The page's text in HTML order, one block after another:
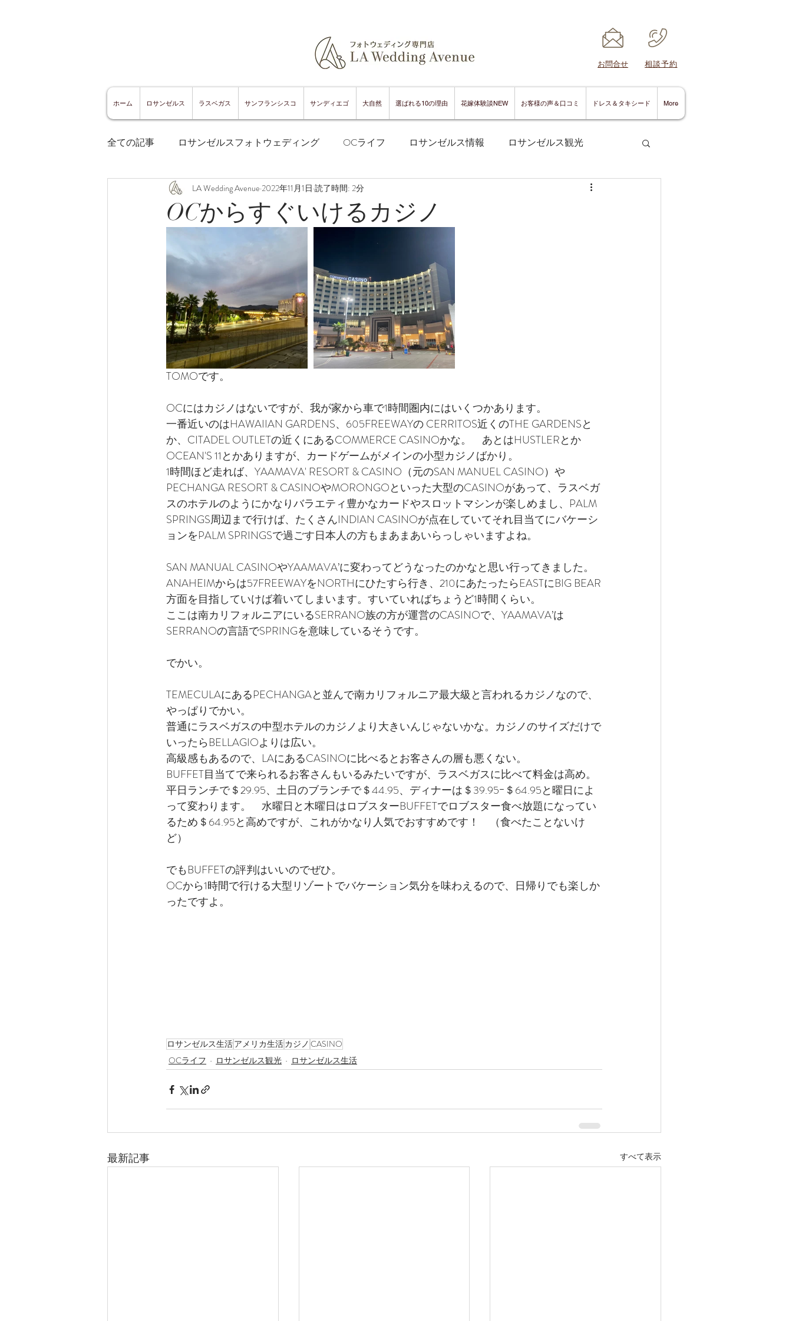
​お問合せ ​相談予約
ホーム ロサンゼルス ラスベガス サンフランシスコ サンディエゴ 大自然 選ばれる10の理由 花嫁体験談NEW お客様の声＆口コミ ドレス＆タキシード More
全ての記事 ロサンゼルスフォトウェディング OCライフ ロサンゼルス情報 ロサンゼルス観光
ロサンゼルスグルメ サンフランシスコフォトウェディング
サンディエゴ観光 サンディエゴグルメ ラスベガスフォトウェディング
ラスベガス観光 ラスベガスグルメ ハワイフォトウェディング
ハワイグルメ ロサンゼルスウェディング
ラスベガスウェディング ハワイウェディング アメリカ情報 アメリカ観光
ウェディングプランナーの1日 LA WEDDING AVENUEスタッフの1日
OCからすぐいけるカジノ
LA Wedding Avenue 2022年11月1日 読了時間: 2分
TOMOです。
OCにはカジノはないですが、我が家から車で1時間圏内にはいくつかあります。
一番近いのはHAWAIIAN GARDENS、605FREEWAYの CERRITOS近くのTHE GARDENSと
か、CITADEL OUTLETの近くにあるCOMMERCE CASINOかな。　あとはHUSTLERとか
OCEAN'S 11とかありますが、カードゲームがメインの小型カジノばかり。
1時間ほど走れば、YAAMAVA' RESORT & CASINO（元のSAN MANUEL CASINO）や
PECHANGA RESORT & CASINOやMORONGOといった大型のCASINOがあって、ラスベガ
スのホテルのようにかなりバラエティ豊かなカードやスロットマシンが楽しめまし、PALM
SPRINGS周辺まで行けば、たくさんINDIAN CASINOが点在していてそれ目当てにバケーシ
ョンをPALM SPRINGSで過ごす日本人の方もまあまあいらっしゃいますよね。
SAN MANUAL CASINOやYAAMAVA’に変わってどうなったのかなと思い行ってきました。
ANAHEIMからは57FREEWAYをNORTHにひたすら行き、210にあたったらEASTにBIG BEAR
方面を目指していけば着いてしまいます。すいていればちょうど1時間くらい。
ここは南カリフォルニアにいるSERRANO族の方が運営のCASINOで、YAAMAVA’は
SERRANOの言語でSPRINGを意味しているそうです。
でかい。
TEMECULAにあるPECHANGAと並んで南カリフォルニア最大級と言われるカジノなので、
やっぱりでかい。
普通にラスベガスの中型ホテルのカジノより大きいんじゃないかな。カジノのサイズだけで
いったらBELLAGIOよりは広い。
高級感もあるので、LAにあるCASINOに比べるとお客さんの層も悪くない。
BUFFET目当てで来られるお客さんもいるみたいですが、ラスベガスに比べて料金は高め。
平日ランチで＄29.95、土日のブランチで＄44.95、ディナーは＄39.95ｰ＄64.95と曜日によ
って変わります。　水曜日と木曜日はロブスターBUFFETでロブスター食べ放題になってい
るため＄64.95と高めですが、これがかなり人気でおすすめです！　（食べたことないけ
ど）
でもBUFFETの評判はいいのでぜひ。
OCから1時間で行ける大型リゾートでバケーション気分を味わえるので、日帰りでも楽しか
ったですよ。
ロサンゼルス生活アメリカ生活カジノ CASINO
OCライフ
ロサンゼルス観光 ロサンゼルス生活
最新記事 すべて表示